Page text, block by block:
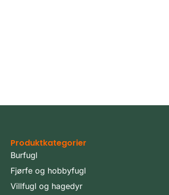
Produktkategorier
Burfugl
Fjørfe og hobbyfugl
Villfugl og hagedyr